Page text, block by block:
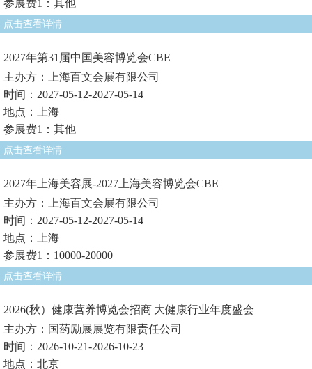
参展费1：其他
点击查看详情
2027年第31届中国美容博览会CBE
主办方：上海百文会展有限公司
时间：2027-05-12-2027-05-14
地点：上海
参展费1：其他
点击查看详情
2027年上海美容展-2027上海美容博览会CBE
主办方：上海百文会展有限公司
时间：2027-05-12-2027-05-14
地点：上海
参展费1：10000-20000
点击查看详情
2026(秋）健康营养博览会招商|大健康行业年度盛会
主办方：国药励展展览有限责任公司
时间：2026-10-21-2026-10-23
地点：北京